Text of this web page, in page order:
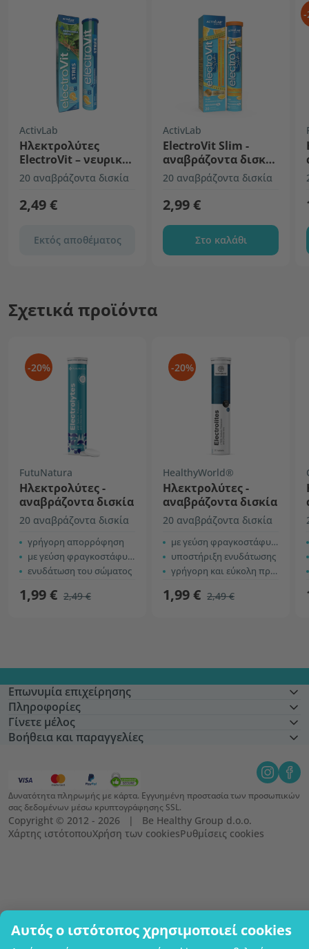
Αυτός ο ιστότοπος χρησιμοποιεί cookies
ActivLab
Ηλεκτρολύτες
ElectroVit – νευρικό
σύστημα και
χαλάρωση
20 αναβράζοντα δισκία
2,49 €
Εκτός αποθέματος
ActivLab
ElectroVit Slim -
αναβράζοντα δισκία
με ηλεκτρολύτες
20 αναβράζοντα δισκία
2,99 €
Στο καλάθι
-
Σχετικά προϊόντα
-20%
FutuNatura
Ηλεκτρολύτες -
αναβράζοντα δισκία
20 αναβράζοντα δισκία
γρήγορη απορρόφηση
με γεύση φραγκοστάφυλλου
ενυδάτωση του σώματος
1,99 € 2,49 €
-20%
HealthyWorld®
Ηλεκτρολύτες -
αναβράζοντα δισκία
20 αναβράζοντα δισκία
με γεύση φραγκοστάφυλο
υποστήριξη ενυδάτωσης
γρήγορη και εύκολη προετοιμασία
1,99 € 2,49 €
Επωνυμία επιχείρησης
Πληροφορίες
Γίνετε μέλος
Βοήθεια και παραγγελίες
Δυνατότητα πληρωμής με κάρτα. Εγγυημένη προστασία των προσωπικών
σας δεδομένων μέσω κρυπτογράφησης SSL.
Copyright © 2012 - 2026   |   Be Healthy Group d.o.o.
Χάρτης ιστότοπουΧρήση των cookiesΡυθμίσεις cookies